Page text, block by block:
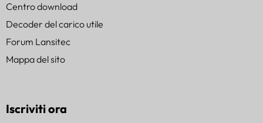
Centro download
Decoder del carico utile
Forum Lansitec
Mappa del sito
Iscriviti ora